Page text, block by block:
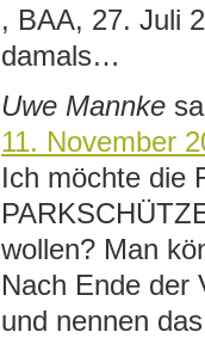
, BAA, 27. Juli
damals…
Uwe Mannke
11. November
Ich möchte die
wollen? Man
Nach Ende der
und nennen